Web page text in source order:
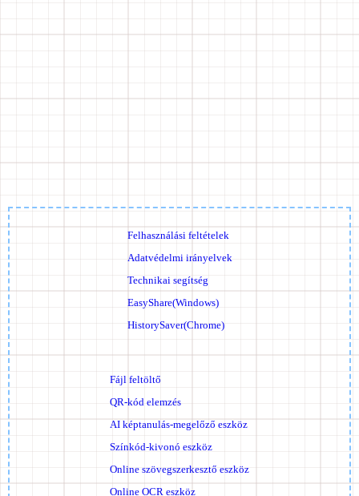
Felhasználási feltételek
Adatvédelmi irányelvek
Technikai segítség
EasyShare(Windows)
HistorySaver(Chrome)
Fájl feltöltő
QR-kód elemzés
AI képtanulás-megelőző eszköz
Színkód-kivonó eszköz
Online szövegszerkesztő eszköz
Online OCR eszköz